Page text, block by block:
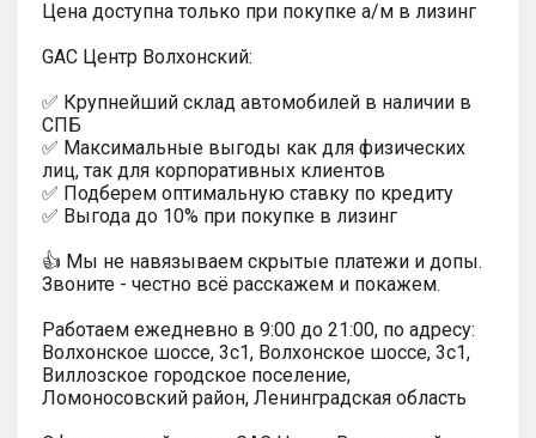
Цена доступна только при покупке а/м в лизинг
GAC Центр Волхонский:
✅ Крупнейший склад автомобилей в наличии в
СПБ
✅ Максимальные выгоды как для физических
лиц, так для корпоративных клиентов
✅ Подберем оптимальную ставку по кредиту
✅ Выгода до 10% при покупке в лизинг
👍 Мы не навязываем скрытые платежи и допы.
Звоните - честно всё расскажем и покажем.
Работаем ежедневно в 9:00 до 21:00, по адресу:
Волхонское шоссе, 3с1, Волхонское шоссе, 3с1,
Виллозское городское поселение,
Ломоносовский район, Ленинградская область